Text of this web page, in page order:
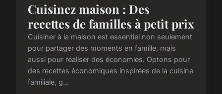
Cuisinez maison : Des
recettes de familles à petit prix
Cuisiner à la maison est essentiel non seulement
pour partager des moments en famille, mais
aussi pour réaliser des économies. Optons pour
des recettes économiques inspirées de la cuisine
familiale, g...